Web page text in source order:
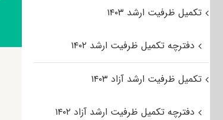
تکمیل ظرفیت ارشد ۱۴۰۳
دفترچه تکمیل ظرفیت ارشد ۱۴۰۲
تکمیل ظرفیت ارشد آزاد ۱۴۰۳
دفترچه تکمیل ظرفیت ارشد آزاد ۱۴۰۲